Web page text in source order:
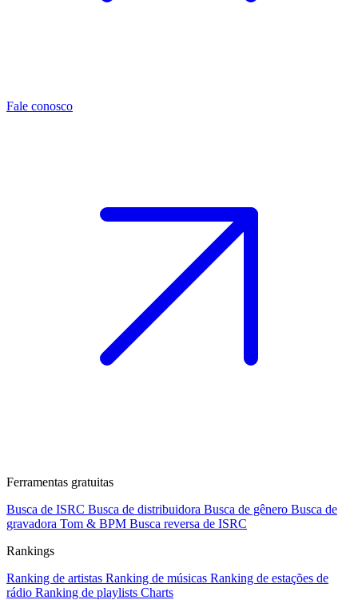
Fale conosco
Ferramentas gratuitas
Busca de ISRC Busca de distribuidora Busca de gênero Busca de
gravadora Tom & BPM Busca reversa de ISRC
Rankings
Ranking de artistas Ranking de músicas Ranking de estações de
rádio Ranking de playlists Charts